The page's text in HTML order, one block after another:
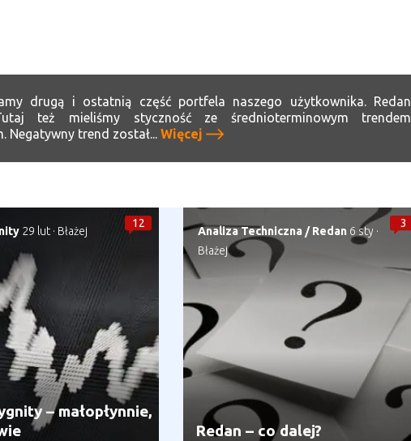
drugą i ostatnią część portfela naszego użytkownika. Redan
też mieliśmy styczność ze średnioterminowym trendem
Negatywny trend został... Więcej
12
29 lut · Błażej
– małopłynnie,
3
Analiza Techniczna /Redan 6 sty ·
Błażej
Redan – co dalej?